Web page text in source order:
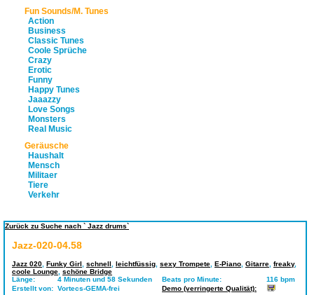
Fun Sounds/M. Tunes
Action
Business
Classic Tunes
Coole Sprüche
Crazy
Erotic
Funny
Happy Tunes
Jaaazzy
Love Songs
Monsters
Real Music
Geräusche
Haushalt
Mensch
Militaer
Tiere
Verkehr
Zurück zu Suche nach ` Jazz drums`
Jazz-020-04.58
Jazz 020 Funky Girl schnell leichtfüssig sexy Trompete E-Piano Gitarre freaky,
coole Lounge schöne Bridge
Länge:
4 Minuten und 58 Sekunden Beats pro Minute:
116 bpm
Erstellt von: Vortecs-GEMA-frei Demo (verringerte Qualität):